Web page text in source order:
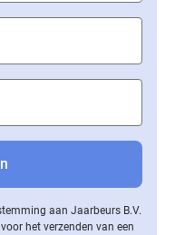
aan Jaarbeurs B.V.
het verzenden van een